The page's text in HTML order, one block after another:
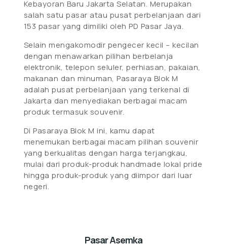
Kebayoran Baru Jakarta Selatan. Merupakan
salah satu pasar atau pusat perbelanjaan dari
153 pasar yang dimiliki oleh PD Pasar Jaya.
Selain mengakomodir pengecer kecil – kecilan
dengan menawarkan pilihan berbelanja
elektronik, telepon seluler, perhiasan, pakaian,
makanan dan minuman, Pasaraya Blok M
adalah pusat perbelanjaan yang terkenal di
Jakarta dan menyediakan berbagai macam
produk termasuk souvenir.
Di Pasaraya Blok M ini, kamu dapat
menemukan berbagai macam pilihan souvenir
yang berkualitas dengan harga terjangkau,
mulai dari produk-produk handmade lokal pride
hingga produk-produk yang diimpor dari luar
negeri.
Pasar Asemka